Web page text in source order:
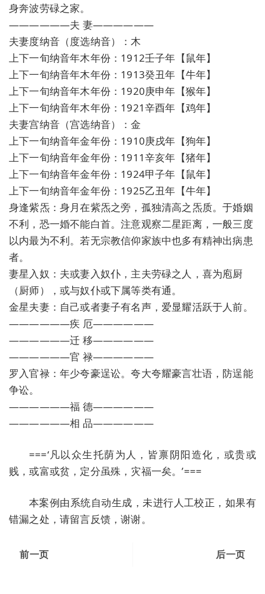
身奔波劳碌之家。
——————夫 妻——————
夫妻度纳音（度选纳音）：木
上下一旬纳音年木年份：1912壬子年【鼠年】
上下一旬纳音年木年份：1913癸丑年【牛年】
上下一旬纳音年木年份：1920庚申年【猴年】
上下一旬纳音年木年份：1921辛酉年【鸡年】
夫妻宫纳音（宫选纳音）：金
上下一旬纳音年金年份：1910庚戌年【狗年】
上下一旬纳音年金年份：1911辛亥年【猪年】
上下一旬纳音年金年份：1924甲子年【鼠年】
上下一旬纳音年金年份：1925乙丑年【牛年】
身逢紫炁：身月在紫炁之旁，孤独清高之炁质。于婚姻
不利，恐一婚不能白首。注意观察二星距离，一般三度
以内最为不利。若无宗教信仰家族中也多有精神出病患
者。
妻星入奴：夫或妻入奴仆，主夫劳碌之人，喜为庖厨
（厨师），或与奴仆或下属等类有通。
金星夫妻：自己或者妻子有名声，爱显耀活跃于人前。
——————疾 厄——————
——————迁 移——————
——————官 禄——————
罗入官禄：年少夸豪逞讼。夸大夸耀豪言壮语，防逞能
争讼。
——————福 德——————
——————相 品——————
===‘凡以众生托荫为人，皆禀阴阳造化，或贵或
贱，或富或贫，定分虽殊，灾福一矣。’===
本案例由系统自动生成，未进行人工校正，如果有
错漏之处，请留言反馈，谢谢。
前一页 后一页